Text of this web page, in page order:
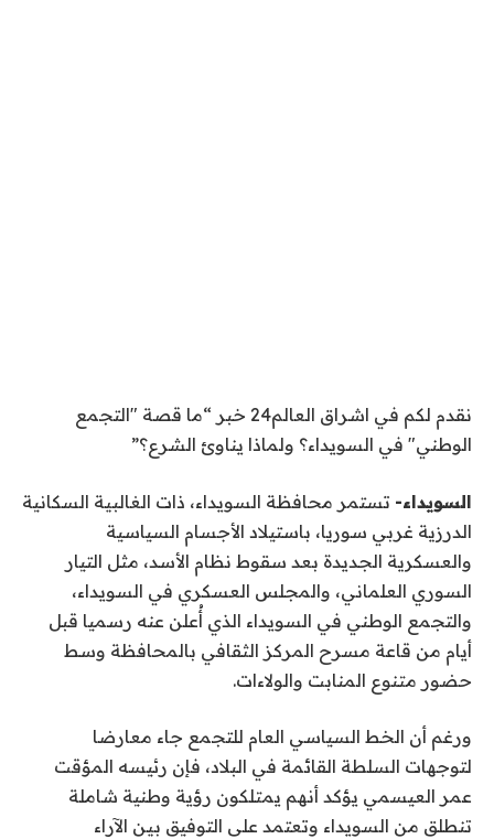
نقدم لكم في اشراق العالم24 خبر “ما قصة "التجمع
الوطني" في السويداء؟ ولماذا يناوئ الشرع؟”
السويداء- تستمر محافظة السويداء، ذات الغالبية السكانية
الدرزية غربي سوريا، باستيلاد الأجسام السياسية
والعسكرية الجديدة بعد سقوط نظام الأسد، مثل التيار
السوري العلماني، والمجلس العسكري في السويداء،
والتجمع الوطني في السويداء الذي أُعلن عنه رسميا قبل
أيام من قاعة مسرح المركز الثقافي بالمحافظة وسط
حضور متنوع المنابت والولاءات.
ورغم أن الخط السياسي العام للتجمع جاء معارضا
لتوجهات السلطة القائمة في البلاد، فإن رئيسه المؤقت
عمر العيسمي يؤكد أنهم يمتلكون رؤية وطنية شاملة
تنطلق من السويداء وتعتمد على التوفيق بين الآراء